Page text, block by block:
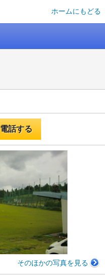
ホームにもどる
電話する
そのほかの写真を見る